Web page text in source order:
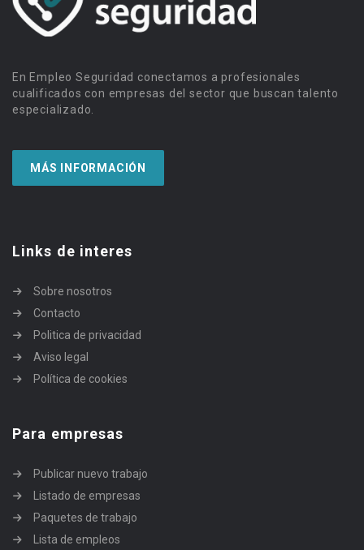
En Empleo Seguridad conectamos a profesionales
cualificados con empresas del sector que buscan talento
especializado.
MÁS INFORMACIÓN
Links de interes
Sobre nosotros
Contacto
Politica de privacidad
Aviso legal
Política de cookies
Para empresas
Publicar nuevo trabajo
Listado de empresas
Paquetes de trabajo
Lista de empleos